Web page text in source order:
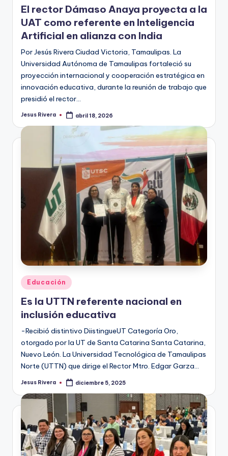
El rector Dámaso Anaya proyecta a la
UAT como referente en Inteligencia
Artificial en alianza con India
Por Jesús Rivera Ciudad Victoria, Tamaulipas. La
Universidad Autónoma de Tamaulipas fortaleció su
proyección internacional y cooperación estratégica en
innovación educativa, durante la reunión de trabajo que
presidió el rector…
Publicado
Jesus Rivera abril 18, 2026
Publicado
en
Educación
Es la UTTN referente nacional en
inclusión educativa
-Recibió distintivo DiistingueUT Categoría Oro,
otorgado por la UT de Santa Catarina Santa Catarina,
Nuevo León. La Universidad Tecnológica de Tamaulipas
Norte (UTTN) que dirige el Rector Mtro. Edgar Garza…
Publicado
Jesus Rivera diciembre 5, 2025